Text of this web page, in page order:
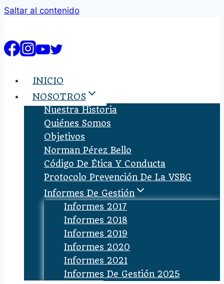
Saltar al contenido
INICIO
NOSOTROS
Nuestra Historia
Quiénes Somos
Objetivos
Norman Pérez Bello
Código De Ética Y Conducta
Protocolo Prevención De La VSBG
Informes De Gestión
Informes 2017
Informes 2018
Informes 2019
Informes 2020
Informes 2021
Informes De Gestión 2025